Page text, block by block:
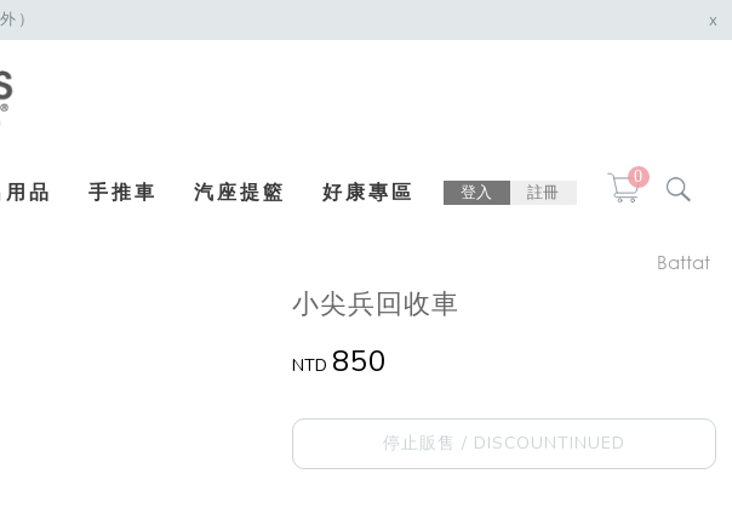
） x
用品 手推車 汽座提籃 好康專區 登入 註冊
0
Battat
小尖兵回收車
NTD 850
停止販售 / DISCOUNTINUED